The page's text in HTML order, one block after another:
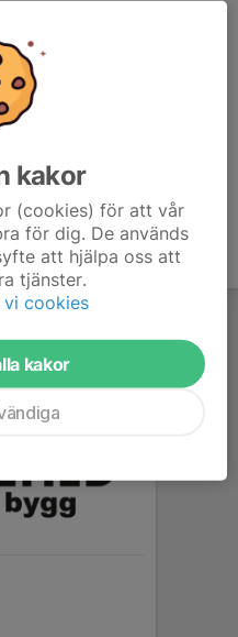
kakor
(cookies) för att vår
för dig. De används
att hjälpa oss att
tjänster.
vi cookies
kakor